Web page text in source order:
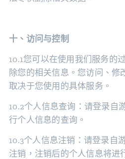
十、访问与控制
10.1您可以在使用我们服务的
除您的相关信息。您访问、修
取决于您使用的具体服务。
10.2个人信息查询：请登录自
行个人信息的查询。
10.3个人信息注销：请登录自
注销，注销后的个人信息将进